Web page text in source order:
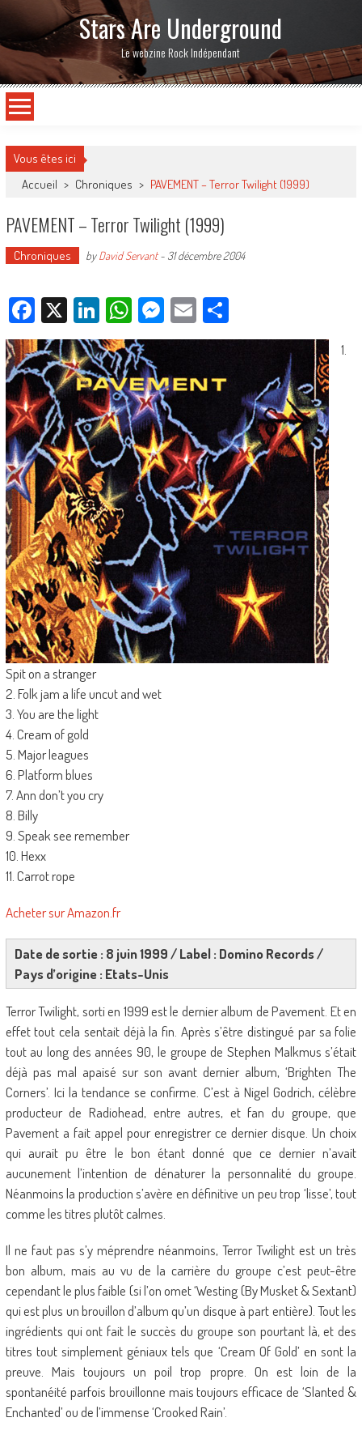
Stars Are Underground
Le webzine Rock Indépendant
Vous êtes ici
Accueil > Chroniques > PAVEMENT – Terror Twilight (1999)
PAVEMENT – Terror Twilight (1999)
Chroniques byDavid Servant- 31 décembre 2004
Facebook
X LinkedIn
WhatsApp
Messenger
EmailPartager
1.
Spit on a stranger
2. Folk jam a life uncut and wet
3. You are the light
4. Cream of gold
5. Major leagues
6. Platform blues
7. Ann don’t you cry
8. Billy
9. Speak see remember
10. Hexx
11. Carrot rope
Acheter sur Amazon.fr
Date de sortie : 8 juin 1999 / Label : Domino Records /
Pays d’origine : Etats-Unis
Terror Twilight, sorti en 1999 est le dernier album de Pavement. Et en
effet tout cela sentait déjà la fin. Après s’être distingué par sa folie
tout au long des années 90, le groupe de Stephen Malkmus s’était
déjà pas mal apaisé sur son avant dernier album, ‘Brighten The
Corners’. Ici la tendance se confirme. C’est à Nigel Godrich, célèbre
producteur de Radiohead, entre autres, et fan du groupe, que
Pavement a fait appel pour enregistrer ce dernier disque. Un choix
qui aurait pu être le bon étant donné que ce dernier n’avait
aucunement l’intention de dénaturer la personnalité du groupe.
Néanmoins la production s’avère en définitive un peu trop ‘lisse’, tout
comme les titres plutôt calmes.
Il ne faut pas s’y méprendre néanmoins, Terror Twilight est un très
bon album, mais au vu de la carrière du groupe c’est peut-être
cependant le plus faible (si l’on omet ‘Westing (By Musket & Sextant)
qui est plus un brouillon d’album qu’un disque à part entière). Tout les
ingrédients qui ont fait le succès du groupe son pourtant là, et des
titres tout simplement géniaux tels que ‘Cream Of Gold’ en sont la
preuve. Mais toujours un poil trop propre. On est loin de la
spontanéité parfois brouillonne mais toujours efficace de ‘Slanted &
Enchanted’ ou de l’immense ‘Crooked Rain’.